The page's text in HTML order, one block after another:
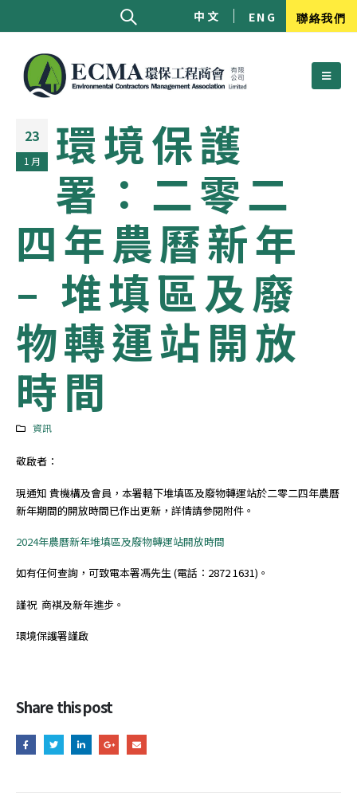
中文 ENG 聯絡我們
23
1 月
環境保護
署：二零二
四年農曆新年
– 堆填區及廢
物轉運站開放
時間
資訊
敬啟者：
現通知 貴機構及會員，本署轄下堆填區及廢物轉運站於二零二四年農曆
新年期間的開放時間已作出更新，詳情請參閱附件。
2024年農曆新年堆填區及廢物轉運站開放時間
如有任何查詢，可致電本署馮先生 (電話：2872 1631)。
謹祝 商褀及新年進步。
環境保護署謹啟
Share this post